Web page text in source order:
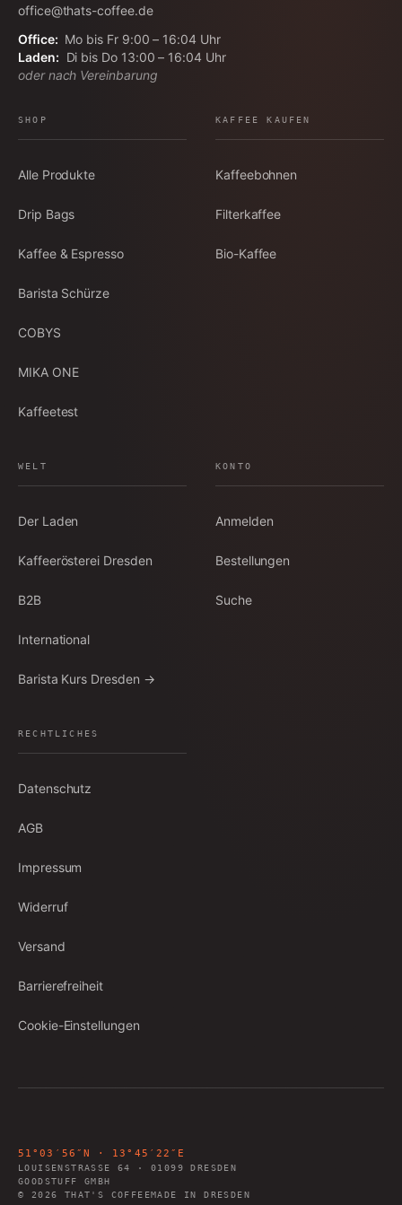
office@thats-coffee.de
Office: Mo bis Fr 9:00 – 16:04 Uhr
Laden: Di bis Do 13:00 – 16:04 Uhr
oder nach Vereinbarung
SHOP
Alle Produkte
Drip Bags
Kaffee & Espresso
Barista Schürze
COBYS
MIKA ONE
Kaffeetest
KAFFEE KAUFEN
Kaffeebohnen
Filterkaffee
Bio-Kaffee
WELT
Der Laden
Kaffeerösterei Dresden
B2B
International
Barista Kurs Dresden →
KONTO
Anmelden
Bestellungen
Suche
RECHTLICHES
Datenschutz
AGB
Impressum
Widerruf
Versand
Barrierefreiheit
Cookie-Einstellungen
51°03′56″N · 13°45′22″E
LOUISENSTRASSE 64 ·01099
DRESDEN
GOODSTUFF GMBH
©
2026 THAT'S COFFEEMADE IN DRESDEN